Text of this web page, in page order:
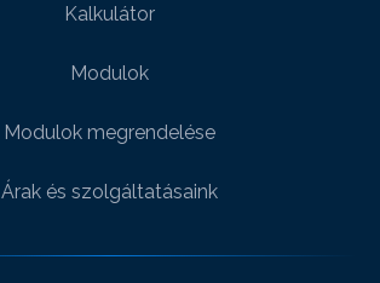
Kalkulátor
Modulok
Modulok megrendelése
Árak és szolgáltatásaink